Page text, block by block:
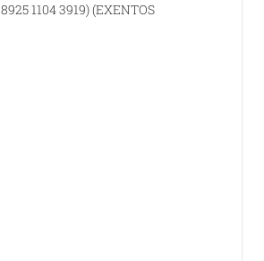
1104 3919) (EXENTOS